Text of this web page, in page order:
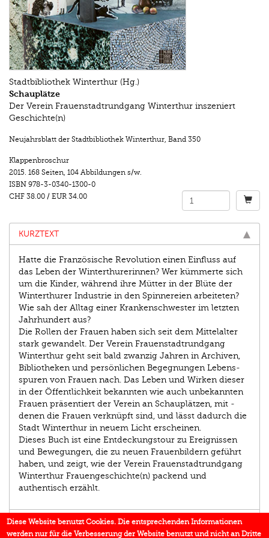
Stadtbibliothek Winterthur (Hg.)
Schauplätze
Der Verein Frauenstadtrundgang Winterthur inszeniert
Geschichte(n)
Neujahrsblatt der Stadtbibliothek Winterthur, Band 350
Klappenbroschur
2015. 168 Seiten, 104 Abbildungen s/w.
ISBN 978-3-0340-1300-0
CHF 38.00 / EUR 34.00
KURZTEXT
Hatte die Französische Revolution einen Einfluss auf
das Leben der Winterthurerinnen? Wer kümmerte sich
um die Kinder, während ihre Mütter in der Blüte der
Winter­thurer Industrie in den Spinnereien arbeiteten?
Wie sah der Alltag einer Krankenschwester im letzten
Jahrhundert aus?
Die Rollen der Frauen haben sich seit dem Mittel­alter
stark gewandelt. Der Verein Frauenstadtrundgang
Winter­thur geht seit bald zwanzig Jahren in Archiven,
Bibliotheken und persönlichen Begegnungen Lebens­
spuren von Frauen nach. Das Leben und Wirken dieser
in der Öffentlichkeit bekannten wie auch ­unbekannten
Frauen präsentiert der Verein an Schauplätzen, mit ­
denen die Frauen verknüpft sind, und lässt dadurch die
Stadt Winterthur in neuem Licht erscheinen.
Dieses Buch ist eine Entdeckungstour zu Ereignissen
und Bewegungen, die zu neuen Frauenbildern geführt
haben, und zeigt, wie der Verein Frauenstadtrundgang
Winterthur Frauengeschichte(n) packend und
authentisch erzählt.
EINBLICK
Diese Website benutzt Cookies. Die entsprechenden Informationen
werden nur für die Verbesserung der Website benutzt und nicht an Dritte